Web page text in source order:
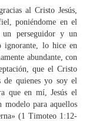
al Cristo Jesús,
poniéndome en el
perseguidor y un
ignorante, lo hice en
abundante, con
que el Cristo
de quienes yo soy el
que en mí, Jesús el
modelo para aquellos
(1 Timoteo 1:12-